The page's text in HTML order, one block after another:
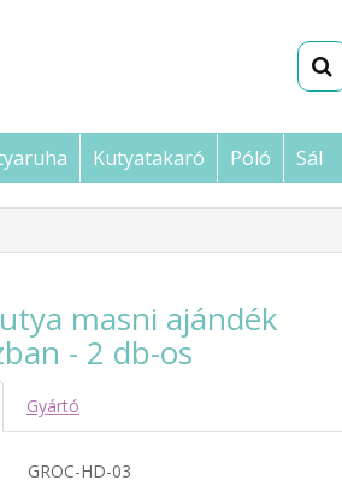
Kutyatakaró Póló Sál
masni ajándék
- 2 db-os
Gyártó
GROC-HD-03